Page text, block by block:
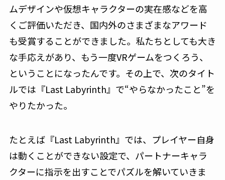
ムデザインや仮想キャラクターの実在感などを高
くご評価いただき、国内外のさまざまなアワード
も受賞することができました。私たちとしても大き
な手応えがあり、もう一度VRゲームをつくろう、
ということになったんです。その上で、次のタイト
ルでは『Last Labyrinth』で“やらなかったこと”を
やりたかった。
たとえば『Last Labyrinth』では、プレイヤー自身
は動くことができない設定で、パートナーキャラ
クターに指示を出すことでパズルを解いていきま